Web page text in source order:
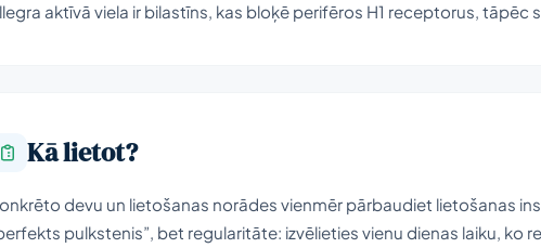
aktīvā viela ir bilastīns, kas bloķē perifēros H1 receptorus, tāpēc
Kā lietot?
devu un lietošanas norādes vienmēr pārbaudiet lietošanas
pulkstenis”, bet regularitāte: izvēlieties vienu dienas laiku, ko